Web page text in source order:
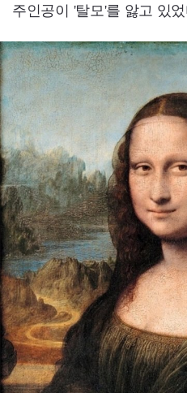
주인공이 '탈모'를 앓고 있